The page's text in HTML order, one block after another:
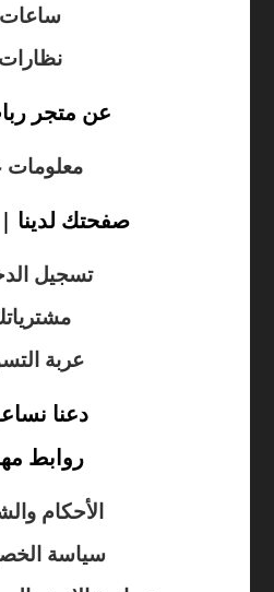
ساعات
نظارات
عن متجر
معلومات
صفحتك لدينا
تسجيل
عربة
دعنا
روابط
الأحكام
سياسة